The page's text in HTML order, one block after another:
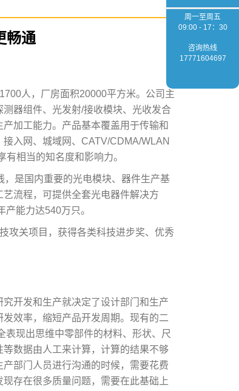
畅通
人，厂房面积20000平方米。公司主
器组件、光发射/接收模块、光收发合
加工能力。产品基本覆盖用于传输和
入网、城域网、CATV/CDMA/WLAN
相当的知名度和影响力。
是国内重要的光电模块、器件生产基
流程，可提供全套光电器件解决方
能力达540万只。
攻关项目，获得各类科技进步奖、优秀
开发和生产就决定了设计部门和生产
效率，缩短产品开发周期。现有的二
现出思维中零部件的材料、形状、尺
数据由人工来计算，计算的结果不够
部门人员进行沟通的时候，需要花费
存在很多质量问题，需要在此基础上
周一至周五
09:00 - 17：30
咨询热线
17771604697